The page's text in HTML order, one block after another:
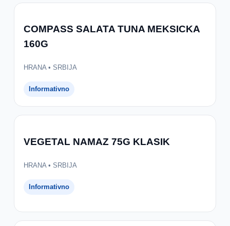
COMPASS SALATA TUNA MEKSICKA
160G
HRANA • SRBIJA
Informativno
VEGETAL NAMAZ 75G KLASIK
HRANA • SRBIJA
Informativno